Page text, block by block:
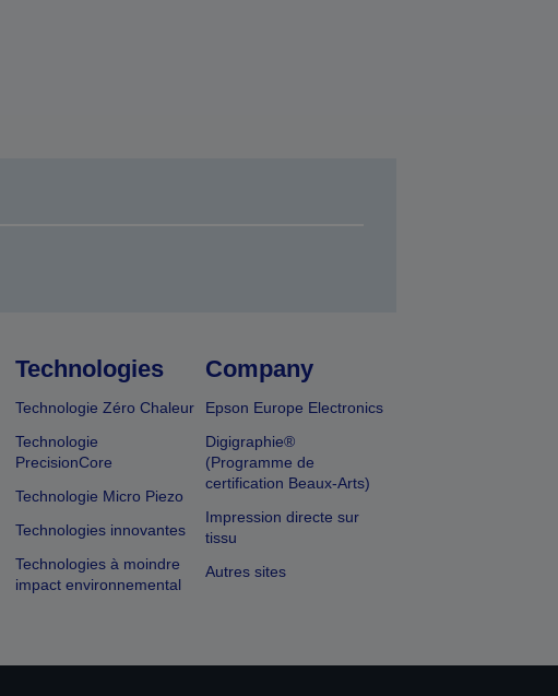
Technologies
Technologie Zéro Chaleur
Technologie
PrecisionCore
Technologie Micro Piezo
Technologies innovantes
Technologies à moindre
impact environnemental
Company
Epson Europe Electronics
Digigraphie®
(Programme de
certification Beaux-Arts)
Impression directe sur
tissu
Autres sites